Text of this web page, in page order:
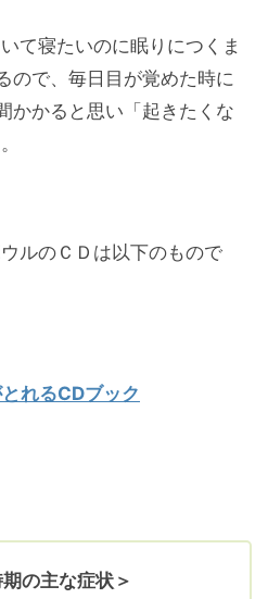
て寝たいのに眠りにつくま
ので、毎日目が覚めた時に
かかると思い「起きたくな
ルのＣＤは以下のもので
れるCDブック
の主な症状＞